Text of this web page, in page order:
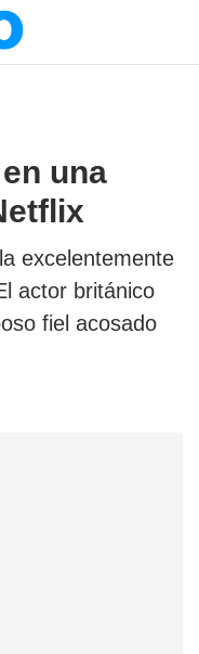
una
excelentemente
actor británico
fiel acosado